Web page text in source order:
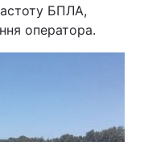
БПЛА,
оператора.